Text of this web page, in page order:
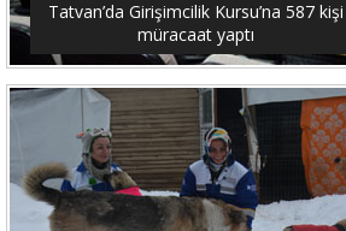
Tatvan’da Girişimcilik Kursu’na 587 kişi
müracaat yaptı